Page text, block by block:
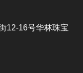
12-16号华林珠宝